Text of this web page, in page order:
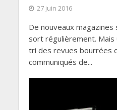
27 juin 2016
De nouveaux magazines
sort régulièrement. Mais
tri des revues bourrées
communiqués de...